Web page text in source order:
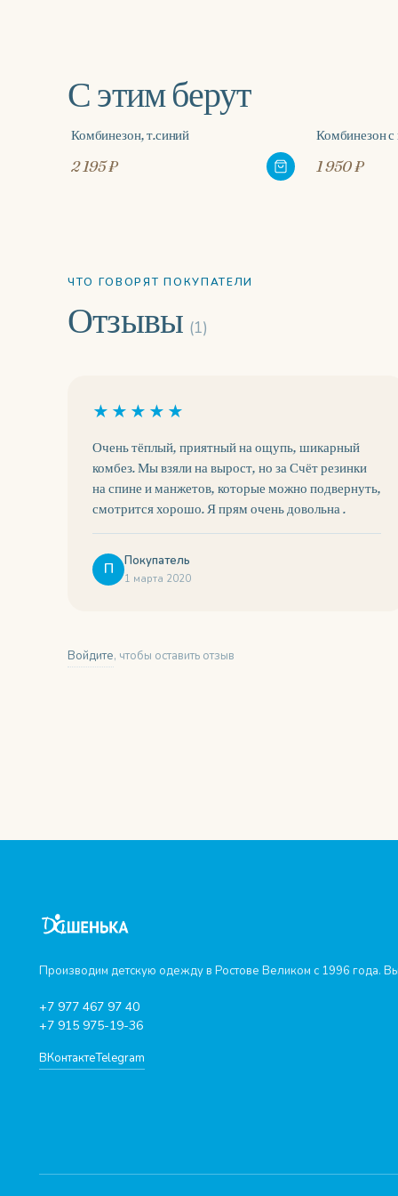
С этим берут
Комбинезон, т.синий
2 195 ₽
Комбинезон
1 950 ₽
ЧТО ГОВОРЯТ ПОКУПАТЕЛИ
Отзывы (1)
★★★★★
Очень тёплый, приятный на ощупь, шикарный
комбез. Мы взяли на вырост, но за Счёт резинки
на спине и манжетов, которые можно подвернуть,
смотрится хорошо. Я прям очень довольна .
П Покупатель
1 марта 2020
Войдите, чтобы оставить отзыв
Производим детскую одежду в Ростове Великом с 1996 года.
+7 977 467 97 40
+7 915 975-19-36
ВКонтактеTelegram